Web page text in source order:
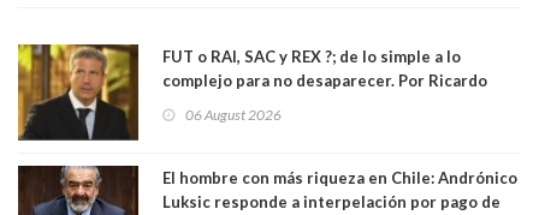
FUT o RAI, SAC y REX ?; de lo simple a lo
complejo para no desaparecer. Por Ricardo
06 August 2026
El hombre con más riqueza en Chile: Andrónico
Luksic responde a interpelación por pago de